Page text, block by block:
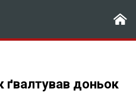
ґвалтував доньок